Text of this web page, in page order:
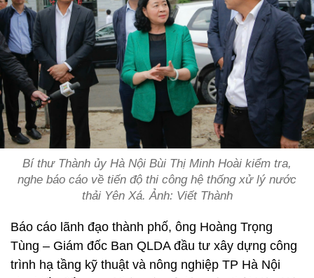
Bí thư Thành ủy Hà Nội Bùi Thị Minh Hoài kiểm tra,
nghe báo cáo về tiến độ thi công hệ thống xử lý nước
thải Yên Xá. Ảnh: Viết Thành
Báo cáo lãnh đạo thành phố, ông Hoàng Trọng
Tùng – Giám đốc Ban QLDA đầu tư xây dựng công
trình hạ tầng kỹ thuật và nông nghiệp TP Hà Nội